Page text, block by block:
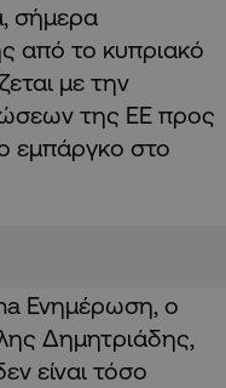
σήμερα
από το κυπριακό
με την
της ΕΕ προς
εμπάργκο στο
Ενημέρωση, ο
Δημητριάδης,
είναι τόσο